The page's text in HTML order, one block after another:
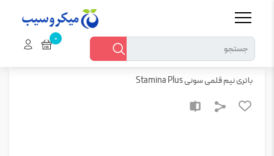
قطعات الکترونیکی > سایر قطعات الکترونیک باتری نیم قلمی سونی Stamina Plus
باتری نیم قلمی سونی Stamina Plus